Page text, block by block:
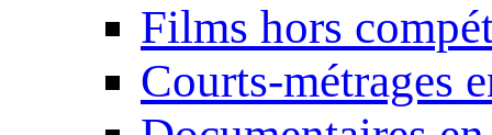
Films hors
Courts-métrages